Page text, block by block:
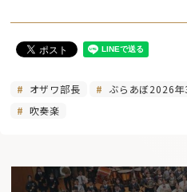
オザワ部長 ぶらあぼ2026年
吹奏楽